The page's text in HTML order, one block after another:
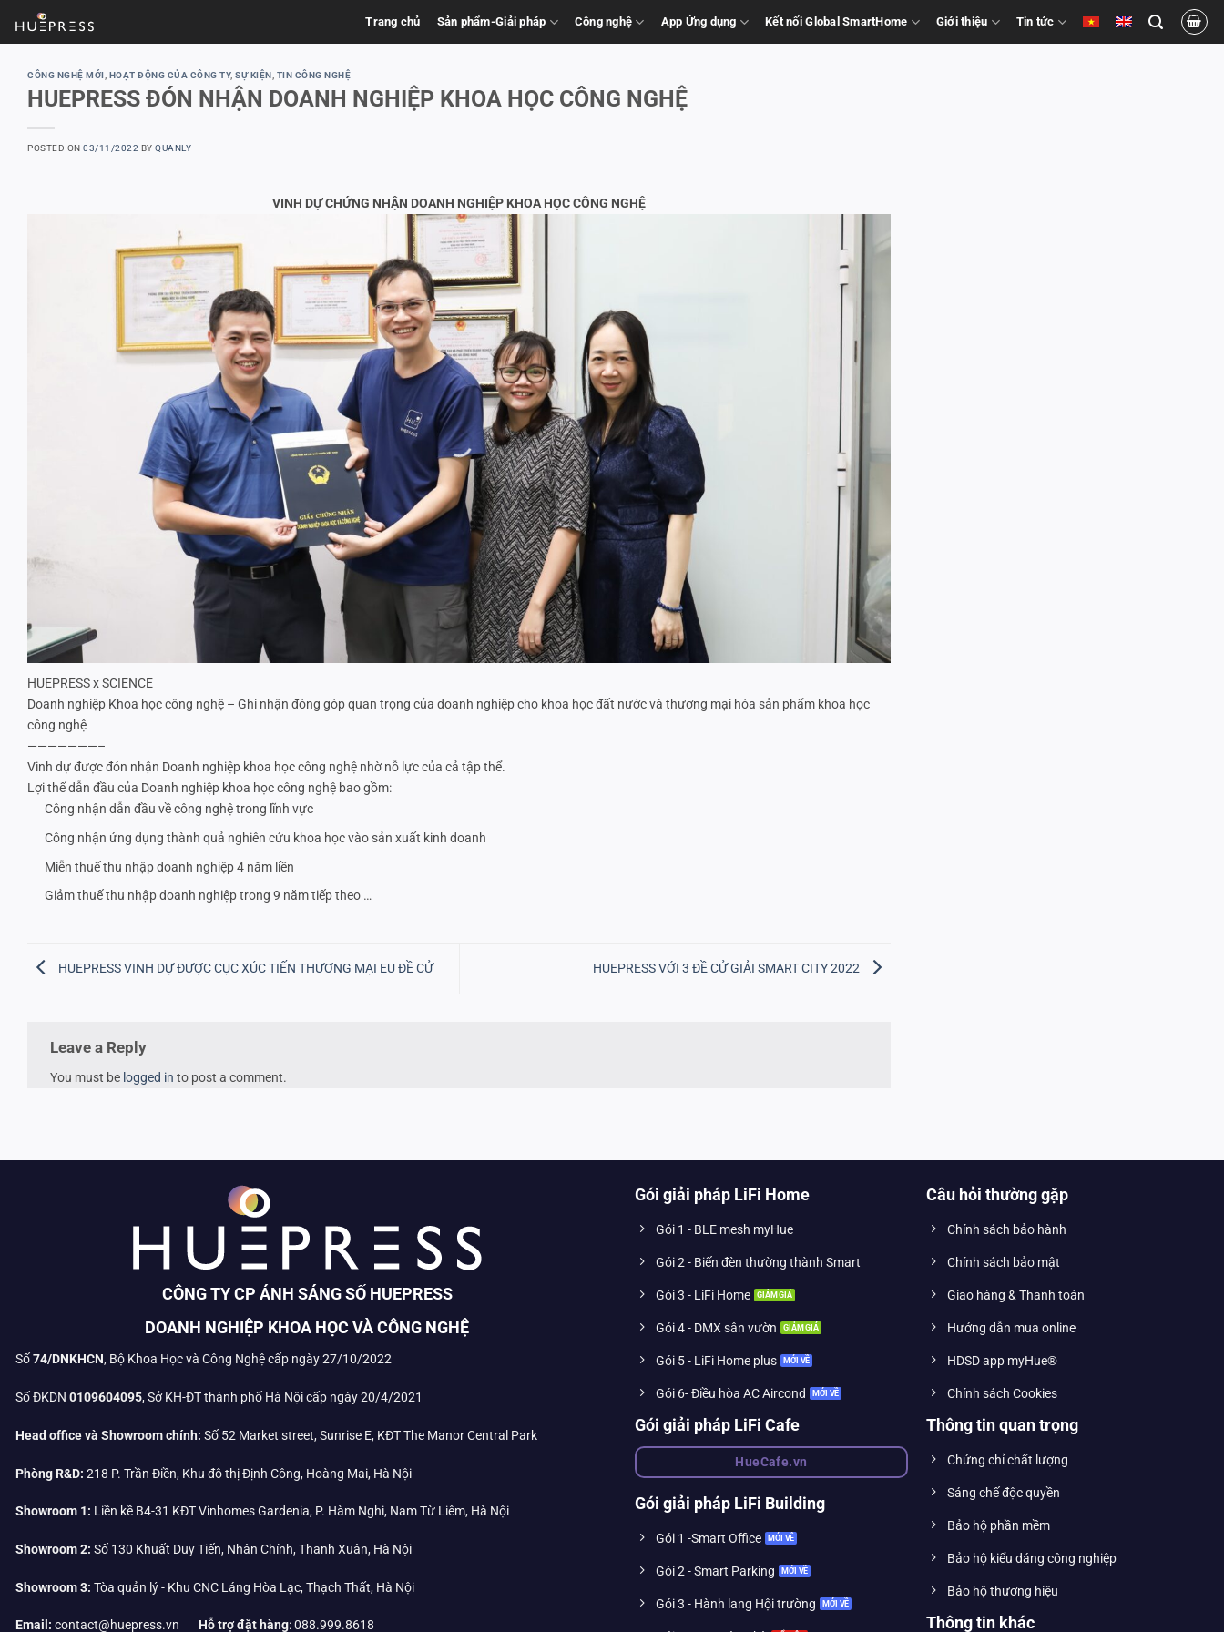
Trang chủ Sản phẩm-Giải pháp Công nghệ App Ứng dụng Kết nối Global SmartHome Giới thiệu Tin tức
CÔNG NGHỆ MỚI HOẠT ĐỘNG CỦA CÔNG TY,SỰ KIỆN TIN CÔNG NGHỆ
HUEPRESS ĐÓN NHẬN DOANH NGHIỆP KHOA HỌC CÔNG NGHỆ
POSTED ON03/11/2022 BYQUANLY
VINH DỰ CHỨNG NHẬN DOANH NGHIỆP KHOA HỌC CÔNG NGHỆ
HUEPRESS x SCIENCE
Doanh nghiệp Khoa học công nghệ – Ghi nhận đóng góp quan trọng của doanh nghiệp cho khoa học đất nước và thương mại hóa sản phẩm khoa học
công nghệ
———————–
Vinh dự được đón nhận Doanh nghiệp khoa học công nghệ nhờ nỗ lực của cả tập thể.
Lợi thế dẫn đầu của Doanh nghiệp khoa học công nghệ bao gồm:
Công nhận dẫn đầu về công nghệ trong lĩnh vực
Công nhận ứng dụng thành quả nghiên cứu khoa học vào sản xuất kinh doanh
Miễn thuế thu nhập doanh nghiệp 4 năm liền
Giảm thuế thu nhập doanh nghiệp trong 9 năm tiếp theo …
HUEPRESS VINH DỰ ĐƯỢC CỤC XÚC TIẾN THƯƠNG MẠI EU ĐỀ CỬ HUEPRESS VỚI 3 ĐỀ CỬ GIẢI SMART CITY 2022
Leave a Reply
You must be logged in to post a comment.
CÔNG TY CP ÁNH SÁNG SỐ HUEPRESS
DOANH NGHIỆP KHOA HỌC VÀ CÔNG NGHỆ
Số74/DNKHCN, Bộ Khoa Học và Công Nghệ cấp ngày 27/10/2022
Số ĐKDN 0109604095, Sở KH-ĐT thành phố Hà Nội cấp ngày 20/4/2021
Head office và Showroom chính: Số 52 Market street, Sunrise E, KĐT The Manor Central Park
Phòng R&D: 218 P. Trần Điền, Khu đô thị Định Công, Hoàng Mai, Hà Nội
Showroom 1: Liền kề B4-31 KĐT Vinhomes Gardenia, P. Hàm Nghi, Nam Từ Liêm, Hà Nội
Showroom 2: Số 130 Khuất Duy Tiến, Nhân Chính, Thanh Xuân, Hà Nội
Showroom 3: Tòa quản lý - Khu CNC Láng Hòa Lạc, Thạch Thất, Hà Nội
Email: contact@huepress.vn Hỗ trợ đặt hàng: 088.999.8618
Gói giải pháp LiFi Home
Gói 1 - BLE mesh myHue
Gói 2 - Biến đèn thường thành Smart
Gói 3 - LiFi Home
Gói 4 - DMX sân vườn
Gói 5 - LiFi Home plus
Gói 6- Điều hòa AC Aircond
Gói giải pháp LiFi Cafe
HueCafe.vn
Gói giải pháp LiFi Building
Gói 1 -Smart Office
Gói 2 - Smart Parking
Gói 3 - Hành lang Hội trường
Câu hỏi thường gặp
Chính sách bảo hành
Chính sách bảo mật
Giao hàng & Thanh toán
Hướng dẫn mua online
HDSD app myHue®
Chính sách Cookies
Thông tin quan trọng
Chứng chỉ chất lượng
Sáng chế độc quyền
Bảo hộ phần mềm
Bảo hộ kiểu dáng công nghiệp
Bảo hộ thương hiệu
Thông tin khác